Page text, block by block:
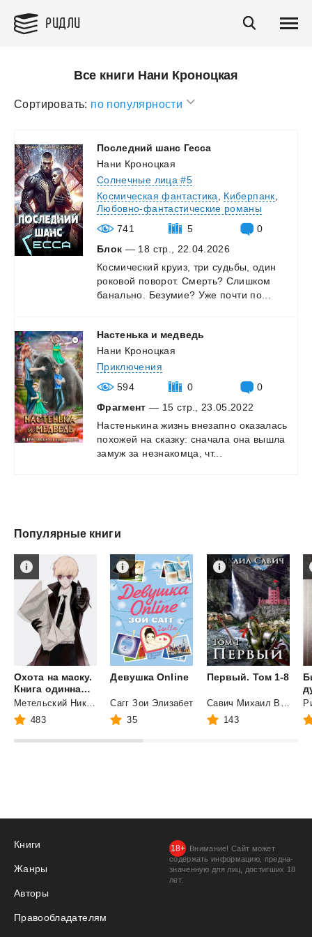
РИДЛИ
Все книги Нани Кроноцкая
Сортировать: по популярности
Последний шанс Гесса
Нани Кроноцкая
Солнечные лица #5
Космическая фантастика
Киберпанк
Любовно-фантастические романы
741
5
0
Блок — 18 стр., 22.04.2026
Космический круиз, три судьбы,
один
роковой поворот. Смерть? Слишком
банально.
Безумие? Уже почти по...
Настенька и медведь
Нани Кроноцкая
Приключения
594
0
0
Фрагмент — 15 стр., 23.05.2022
Настенькина жизнь внезапно оказалась
похожей на сказку: сначала она вышла
замуж за незнакомца, чт...
Популярные книги
Охота на маску.
Книга одиннадцатая (часть вторая)
Метельский Николай Александрович
483
Девушка Online
Сагг Зои Элизабет
35
Первый. Том 1-8
143
Книги
Жанры
Авторы
Правообладателям
Внимание! Сайт может
содержать информацию, предна­
значенную для лиц, дости­гших 18
лет.